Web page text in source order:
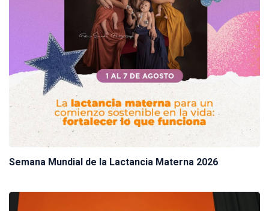
Semana Mundial de la Lactancia Materna 2026